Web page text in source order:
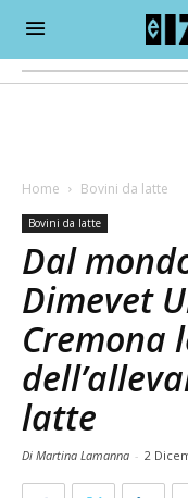
Home Bovini da latte
Bovini da latte
Dal
Dimevet
Cremona
latte
Di Martina Lamanna - 2